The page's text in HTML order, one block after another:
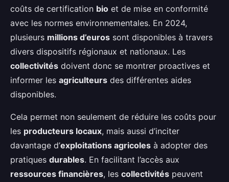
coûts de certification bio et de mise en conformité
avec les normes environnementales. En 2024,
plusieurs millions d’euros sont disponibles à travers
divers dispositifs régionaux et nationaux. Les
collectivités doivent donc se montrer proactives et
informer les agriculteurs des différentes aides
disponibles.
Cela permet non seulement de réduire les coûts pour
les producteurs locaux, mais aussi d’inciter
davantage d’exploitations agricoles à adopter des
pratiques durables. En facilitant l’accès aux
ressources financières, les collectivités peuvent